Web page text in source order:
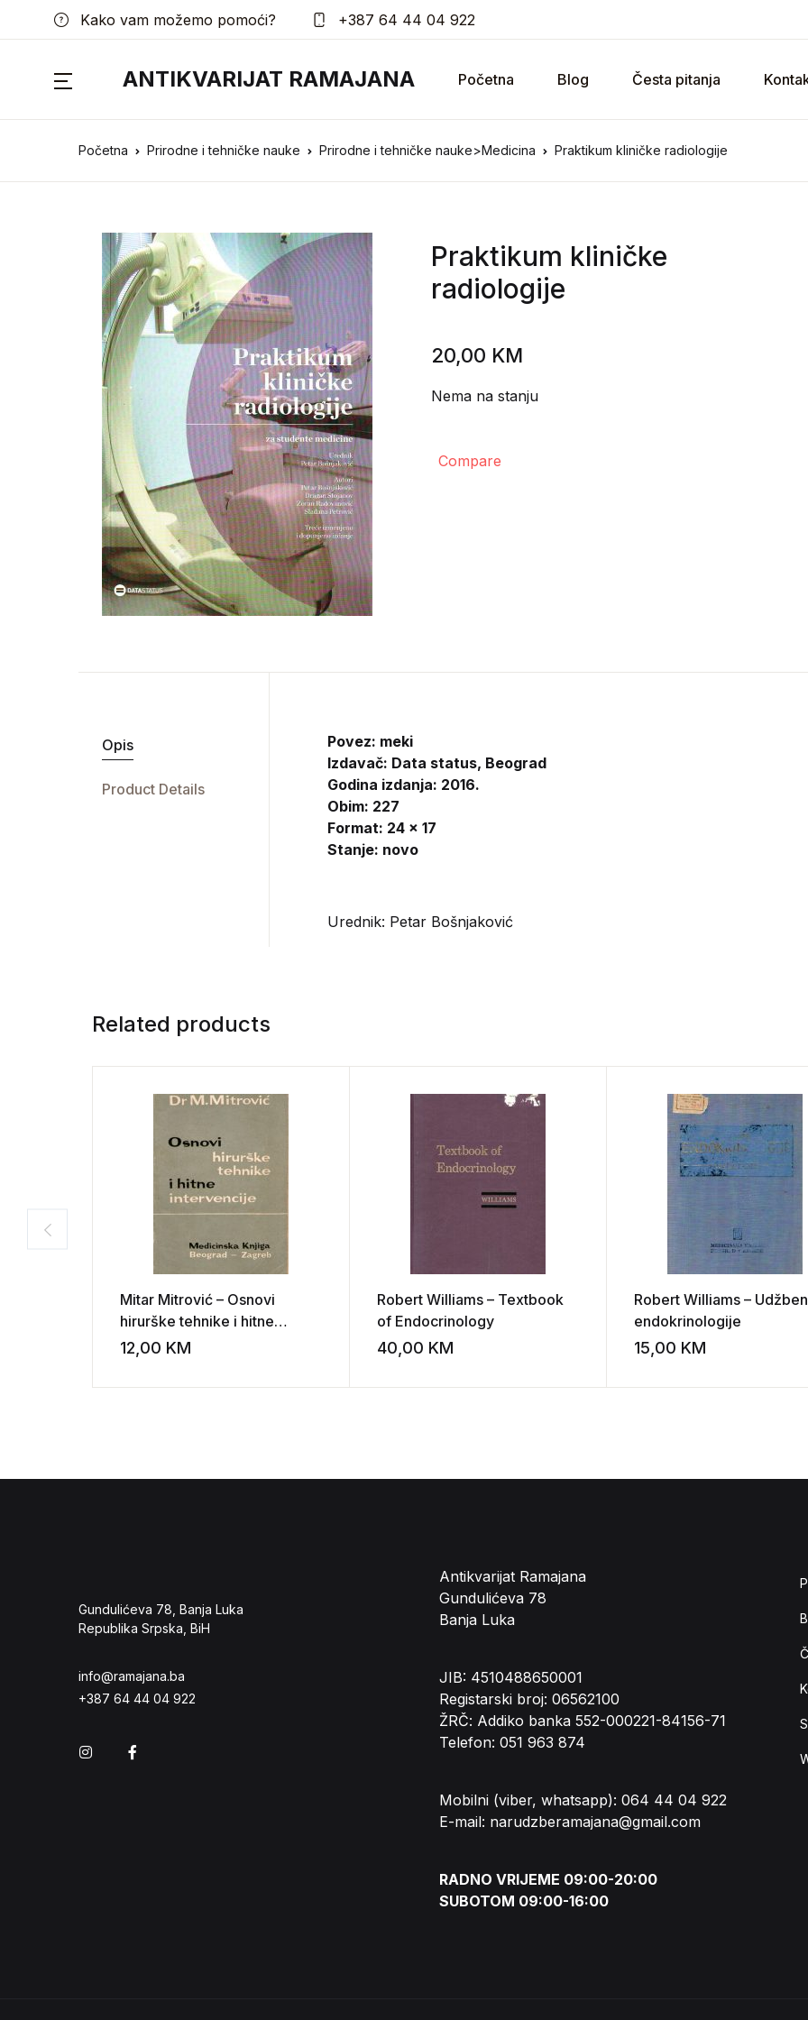
Kako vam možemo pomoći? +387 64 44 04 922
ANTIKVARIJAT RAMAJANA Početna Blog Česta pitanja
Početna Prirodne i tehničke nauke Prirodne i tehničke nauke>Medicina Praktikum kliničke radiologije
Praktikum kliničke
radiologije
20,00 KM
Nema na stanju
Compare
Opis
Product Details
Povez: meki
Izdavač: Data status, Beograd
Godina izdanja: 2016.
Obim: 227
Format: 24 x 17
Stanje: novo
Urednik: Petar Bošnjaković
Related products
Mitar Mitrović – Osnovi
hirurške tehnike i hitne
intervencije
12,00 KM Add to wishlist
Robert Williams – Textbook
of Endocrinology
40,00 KM Add to wishlist
Robert Williams –
endokrinologije
15,00 KM
Gundulićeva 78, Banja Luka
Republika Srpska, BiH
info@ramajana.ba
+387 64 44 04 922
Instagram
Antikvarijat Ramajana
Gundulićeva 78
Banja Luka
JIB: 4510488650001
Registarski broj: 06562100
ŽRČ: Addiko banka 552-000221-84156-71
Telefon: 051 963 874
Mobilni (viber, whatsapp): 064 44 04 922
E-mail: narudzberamajana@gmail.com
RADNO VRIJEME 09:00-20:00
SUBOTOM 09:00-16:00